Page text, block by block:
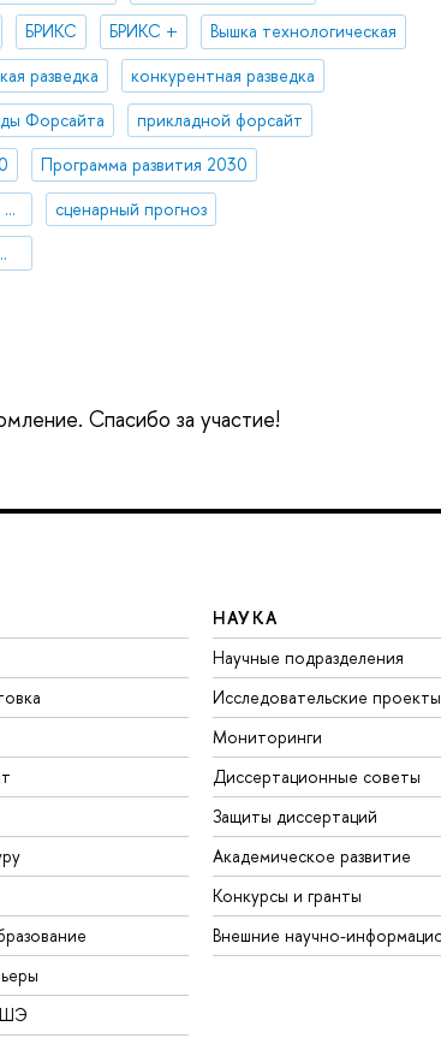
БРИКС БРИКС +
Вышка технологическая
разведка
конкурентная разведка
Форсайта
прикладной форсайт
Программа развития 2030
Стратегический технологический проект «Национальный центр социально-экономического и научно-технологического прогнозирования»
сценарный прогноз
будущего ЮНЕСКО
Спасибо за участие!
НАУКА
Научные подразделения
Исследовательские проекты
Мониторинги
Диссертационные советы
Защиты диссертаций
Академическое развитие
Конкурсы и гранты
Внешние научно-